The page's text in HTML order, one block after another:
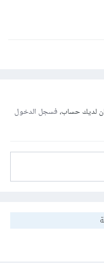
لديك حساب،فسجل الدخول